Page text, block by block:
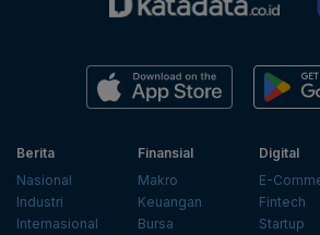
Berita
Nasional
Industri
Internasional
Finansial
Makro
Keuangan
Bursa
Digital
E-
Fintech
Startup